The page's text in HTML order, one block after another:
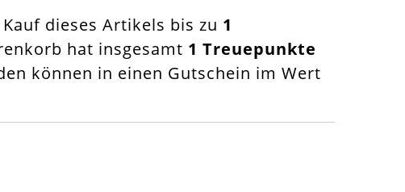
dieses Artikels bis zu 1
hat insgesamt 1 Treuepunkte
können in einen Gutschein im Wert